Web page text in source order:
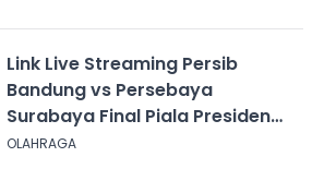
Link Live Streaming Persib
Bandung vs Persebaya
Surabaya Final Piala Presiden
2026, Kick-off Pukul 20.00 WIB
OLAHRAGA